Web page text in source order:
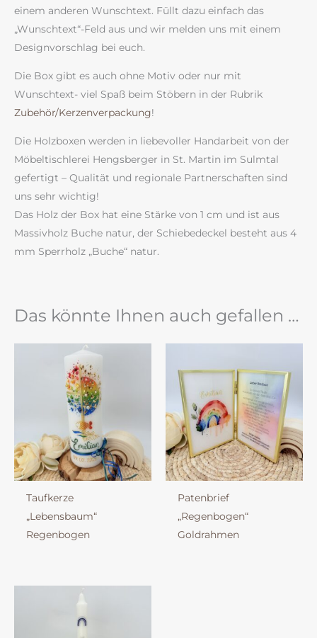
einem anderen Wunschtext. Füllt dazu einfach das
„Wunschtext“-Feld aus und wir melden uns mit einem
Designvorschlag bei euch.
Die Box gibt es auch ohne Motiv oder nur mit
Wunschtext- viel Spaß beim Stöbern in der Rubrik
Zubehör/Kerzenverpackung!
Die Holzboxen werden in liebevoller Handarbeit von der
Möbeltischlerei Hengsberger in St. Martin im Sulmtal
gefertigt – Qualität und regionale Partnerschaften sind
uns sehr wichtig!
Das Holz der Box hat eine Stärke von 1 cm und ist aus
Massivholz Buche natur, der Schiebedeckel besteht aus 4
mm Sperrholz „Buche“ natur.
Das könnte Ihnen auch gefallen …
Taufkerze
„Lebensbaum“
Regenbogen
Patenbrief
„Regenbogen“
Goldrahmen